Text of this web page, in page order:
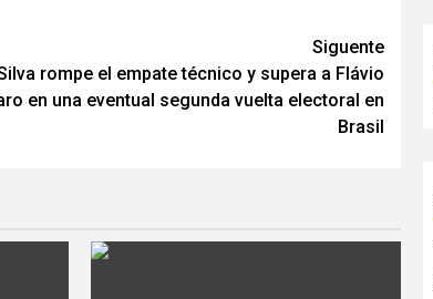
Siguente
rompe el empate técnico y supera a Flávio
en una eventual segunda vuelta electoral en
Brasil